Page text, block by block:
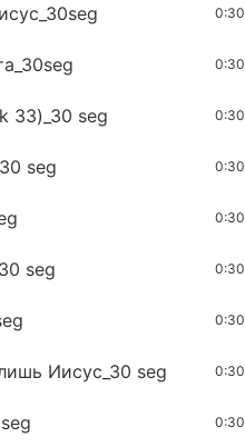
0:30
0:30
33)_30 seg 0:30
seg 0:30
0:30
seg 0:30
0:30
Иисус_30 seg 0:30
0:30